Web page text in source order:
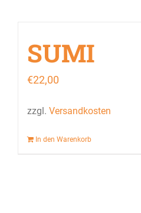
SUMI
€22,00
zzgl. Versandkosten
In den Warenkorb